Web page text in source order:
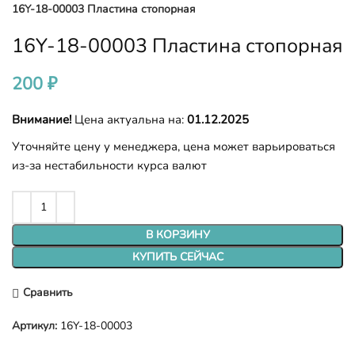
16Y-18-00003 Пластина стопорная
16Y-18-00003 Пластина стопорная
200 ₽
Внимание! Цена актуальна на: 01.12.2025
Уточняйте цену у менеджера, цена может варьироваться
из-за нестабильности курса валют
В КОРЗИНУ
КУПИТЬ СЕЙЧАС
Сравнить
Артикул: 16Y-18-00003